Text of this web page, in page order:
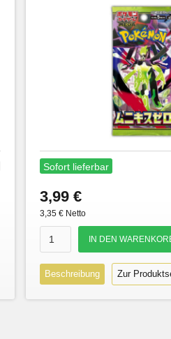
Sofort lieferbar
3,99 €
3,35 € Netto
Beschreibung Zur